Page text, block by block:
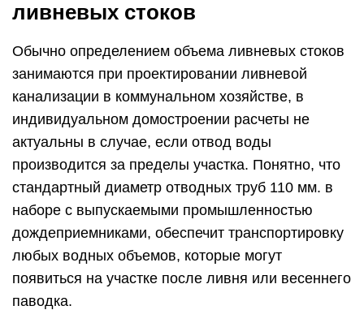
ливневых стоков
Обычно определением объема ливневых стоков
занимаются при проектировании ливневой
канализации в коммунальном хозяйстве, в
индивидуальном домостроении расчеты не
актуальны в случае, если отвод воды
производится за пределы участка. Понятно, что
стандартный диаметр отводных труб 110 мм. в
наборе с выпускаемыми промышленностью
дождеприемниками, обеспечит транспортировку
любых водных объемов, которые могут
появиться на участке после ливня или весеннего
паводка.